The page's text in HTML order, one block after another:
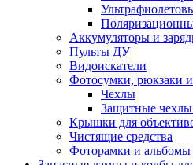
Аккумуляторы и
Пульты ДУ
Видоискатели
Фотосумки, рюкзаки
Чехлы
Защитные
Крышки для
Чистящие средства
Фоторамки и альбомы